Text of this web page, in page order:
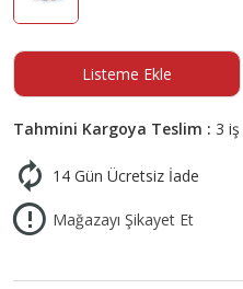
Listeme Ekle
Tahmini Kargoya Teslim : 3
14 Gün Ücretsiz İade
Mağazayı Şikayet Et